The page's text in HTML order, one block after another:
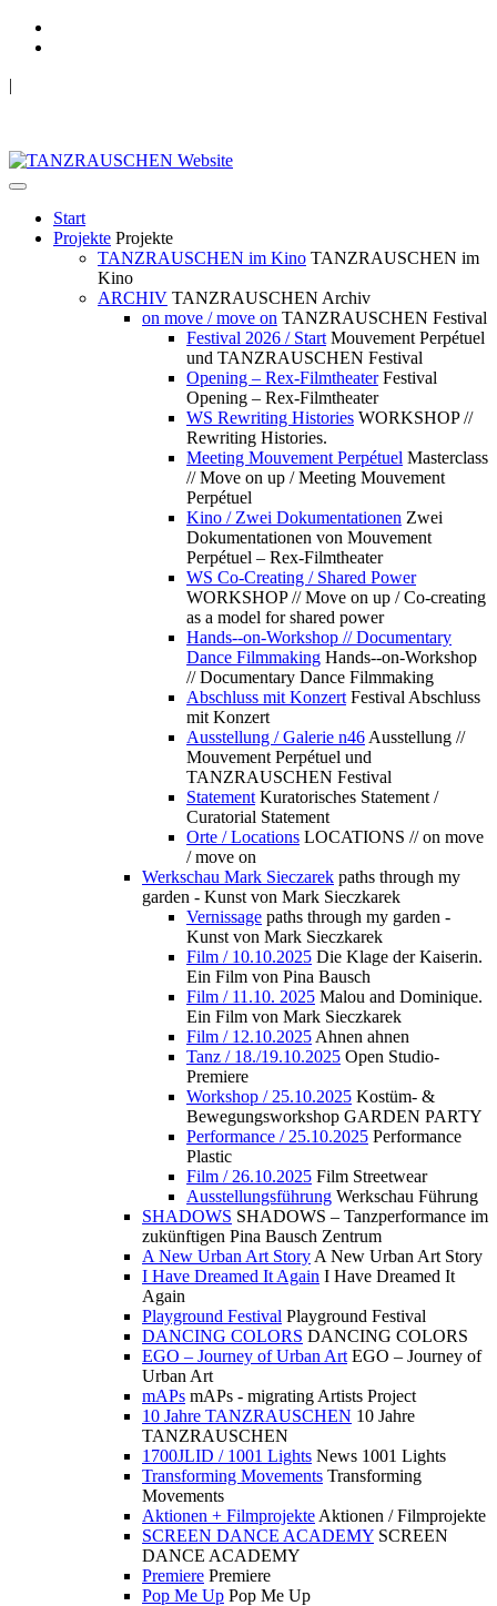
|
Start
Projekte Projekte
TANZRAUSCHEN im Kino TANZRAUSCHEN im
Kino
ARCHIV TANZRAUSCHEN Archiv
on move / move on TANZRAUSCHEN Festival
Festival 2026 / Start Mouvement Perpétuel
und TANZRAUSCHEN Festival
Opening – Rex-Filmtheater Festival
Opening – Rex-Filmtheater
WS Rewriting Histories WORKSHOP //
Rewriting Histories.
Meeting Mouvement Perpétuel Masterclass
// Move on up / Meeting Mouvement
Perpétuel
Kino / Zwei Dokumentationen Zwei
Dokumentationen von Mouvement
Perpétuel – Rex-Filmtheater
WS Co-Creating / Shared Power
WORKSHOP // Move on up / Co-creating
as a model for shared power
Hands--on-Workshop // Documentary
Dance Filmmaking Hands--on-Workshop
// Documentary Dance Filmmaking
Abschluss mit Konzert Festival Abschluss
mit Konzert
Ausstellung / Galerie n46 Ausstellung //
Mouvement Perpétuel und
TANZRAUSCHEN Festival
Statement Kuratorisches Statement /
Curatorial Statement
Orte / Locations LOCATIONS // on move
/ move on
Werkschau Mark Sieczarek paths through my
garden - Kunst von Mark Sieczkarek
Vernissage paths through my garden -
Kunst von Mark Sieczkarek
Film / 10.10.2025 Die Klage der Kaiserin.
Ein Film von Pina Bausch
Film / 11.10. 2025 Malou and Dominique.
Ein Film von Mark Sieczkarek
Film / 12.10.2025 Ahnen ahnen
Tanz / 18./19.10.2025 Open Studio-
Premiere
Workshop / 25.10.2025 Kostüm- &
Bewegungsworkshop GARDEN PARTY
Performance / 25.10.2025 Performance
Plastic
Film / 26.10.2025 Film Streetwear
Ausstellungsführung Werkschau Führung
SHADOWS SHADOWS – Tanzperformance im
zukünftigen Pina Bausch Zentrum
A New Urban Art Story A New Urban Art Story
I Have Dreamed It Again I Have Dreamed It
Again
Playground Festival Playground Festival
DANCING COLORS DANCING COLORS
EGO – Journey of Urban Art EGO – Journey of
Urban Art
mAPs mAPs - migrating Artists Project
10 Jahre TANZRAUSCHEN 10 Jahre
TANZRAUSCHEN
1700JLID / 1001 Lights News 1001 Lights
Transforming Movements Transforming
Movements
Aktionen + Filmprojekte Aktionen / Filmprojekte
SCREEN DANCE ACADEMY SCREEN
DANCE ACADEMY
Premiere Premiere
Pop Me Up Pop Me Up